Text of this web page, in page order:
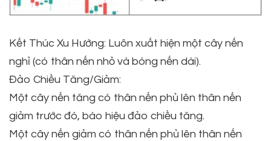
Kết Thúc Xu Hướng: Luôn xuất hiện một cây nến
nghỉ (có thân nến nhỏ và bóng nến dài).
Đảo Chiều Tăng/Giảm:
Một cây nến tăng có thân nến phủ lên thân nến
giảm trước đó, báo hiệu đảo chiều tăng.
Một cây nến giảm có thân nến phủ lên thân nến